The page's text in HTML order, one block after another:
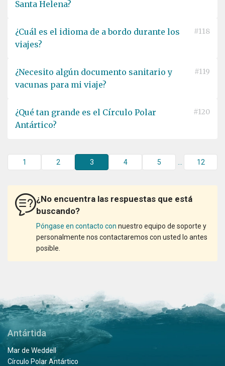
Santa Helena?
¿Cuál es el idioma de a bordo durante los
viajes?
#118
¿Necesito algún documento sanitario y
vacunas para mi viaje?
#119
¿Qué tan grande es el Círculo Polar
Antártico?
#120
1 2 3 4 5 12
¿No encuentra las respuestas que está
buscando?
Póngase en contacto con nuestro equipo de soporte y
personalmente nos contactaremos con usted lo antes
posible.
Antártida
Mar de Weddell
Círculo Polar Antártico